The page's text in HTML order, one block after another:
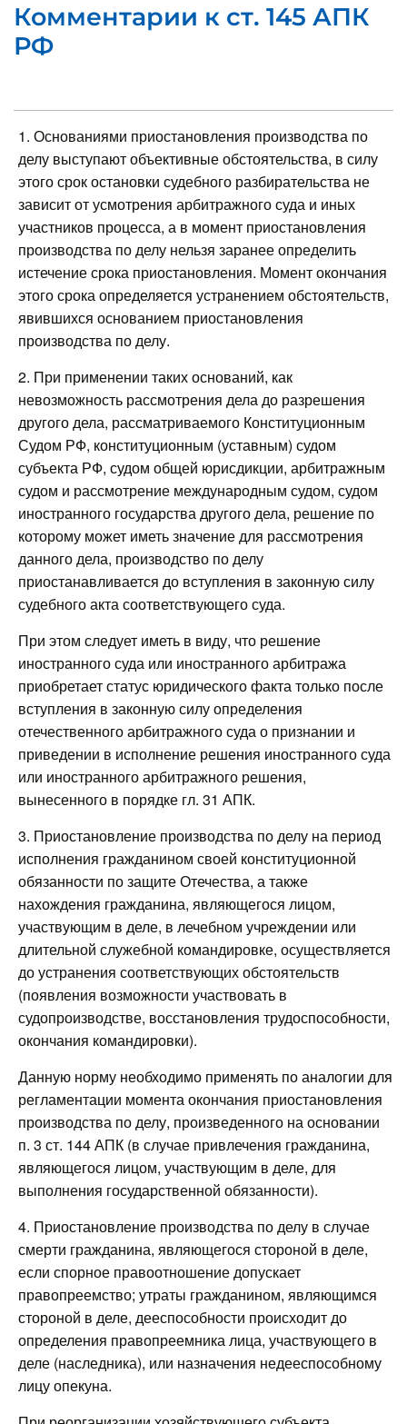
Комментарии к ст. 145 АПК
РФ
1. Основаниями приостановления производства по
делу выступают объективные обстоятельства, в силу
этого срок остановки судебного разбирательства не
зависит от усмотрения арбитражного суда и иных
участников процесса, а в момент приостановления
производства по делу нельзя заранее определить
истечение срока приостановления. Момент окончания
этого срока определяется устранением обстоятельств,
явившихся основанием приостановления
производства по делу.
2. При применении таких оснований, как
невозможность рассмотрения дела до разрешения
другого дела, рассматриваемого Конституционным
Судом РФ, конституционным (уставным) судом
субъекта РФ, судом общей юрисдикции, арбитражным
судом и рассмотрение международным судом, судом
иностранного государства другого дела, решение по
которому может иметь значение для рассмотрения
данного дела, производство по делу
приостанавливается до вступления в законную силу
судебного акта соответствующего суда.
При этом следует иметь в виду, что решение
иностранного суда или иностранного арбитража
приобретает статус юридического факта только после
вступления в законную силу определения
отечественного арбитражного суда о признании и
приведении в исполнение решения иностранного суда
или иностранного арбитражного решения,
вынесенного в порядке гл. 31 АПК.
3. Приостановление производства по делу на период
исполнения гражданином своей конституционной
обязанности по защите Отечества, а также
нахождения гражданина, являющегося лицом,
участвующим в деле, в лечебном учреждении или
длительной служебной командировке, осуществляется
до устранения соответствующих обстоятельств
(появления возможности участвовать в
судопроизводстве, восстановления трудоспособности,
окончания командировки).
Данную норму необходимо применять по аналогии для
регламентации момента окончания приостановления
производства по делу, произведенного на основании
п. 3 ст. 144 АПК (в случае привлечения гражданина,
являющегося лицом, участвующим в деле, для
выполнения государственной обязанности).
4. Приостановление производства по делу в случае
смерти гражданина, являющегося стороной в деле,
если спорное правоотношение допускает
правопреемство; утраты гражданином, являющимся
стороной в деле, дееспособности происходит до
определения правопреемника лица, участвующего в
деле (наследника), или назначения недееспособному
лицу опекуна.